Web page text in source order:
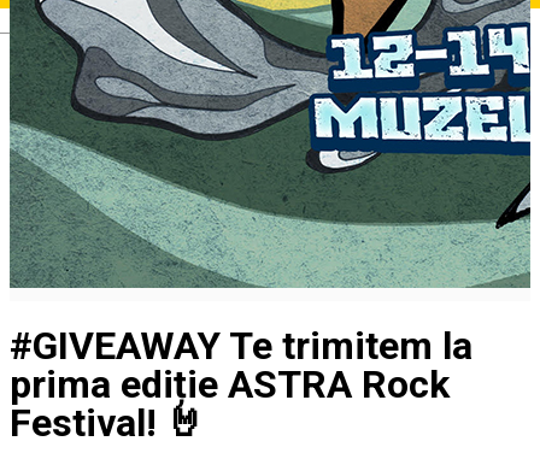
Deutsch
#GIVEAWAY Te trimitem la
prima ediție ASTRA Rock
Festival! 🤘